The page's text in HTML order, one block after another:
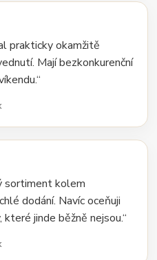
prakticky okamžitě
Mají bezkonkurenční
sortiment kolem
dodání. Navíc oceňuji
jinde běžně nejsou.“